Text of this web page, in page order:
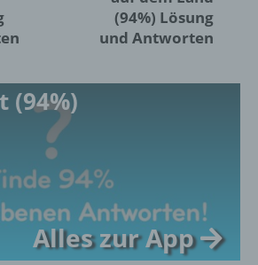
(94%) Lösung
und Antworten
(94%)
Alles zur App
Person ist jede identifizierte oder
natürliche Person, deren
Daten von dem für die
Verantwortlichen verarbeitet